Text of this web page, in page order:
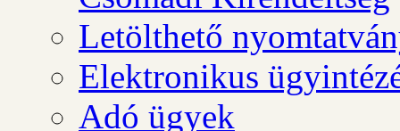
Letölthető
Elektronikus
Adó ügyek